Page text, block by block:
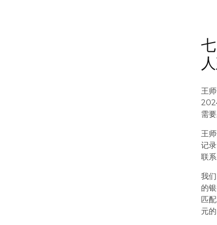
王
需
王
记
联
我
的
匹
元